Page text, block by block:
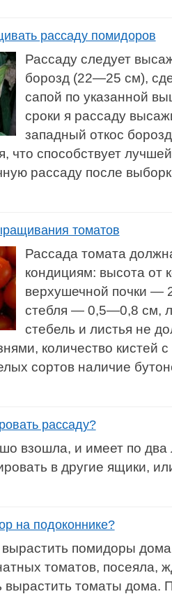
рассаду помидоров
Рассаду следует
борозд (22—25 см),
сапой по указанной
сроки я рассаду
западный откос
что способствует
рассаду после
томатов
Рассада томата
кондициям: высота от
верхушечной почки
стебля — 0,5—0,8 см,
стебель и листья не
количество кистей
сортов наличие
рассаду?
взошла, и имеет по два
в другие ящики,
на подоконнике?
помидоры
томатов, посеяла,
вырастить томаты дома.